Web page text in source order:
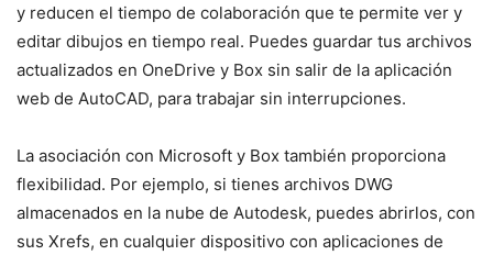
y reducen el tiempo de colaboración que te permite ver y
editar dibujos en tiempo real. Puedes guardar tus archivos
actualizados en OneDrive y Box sin salir de la aplicación
web de AutoCAD, para trabajar sin interrupciones.
La asociación con Microsoft y Box también proporciona
flexibilidad. Por ejemplo, si tienes archivos DWG
almacenados en la nube de Autodesk, puedes abrirlos, con
sus Xrefs, en cualquier dispositivo con aplicaciones de